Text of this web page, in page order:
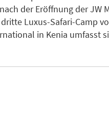
der Eröffnung der JW
Luxus-Safari-Camp
in Kenia umfasst